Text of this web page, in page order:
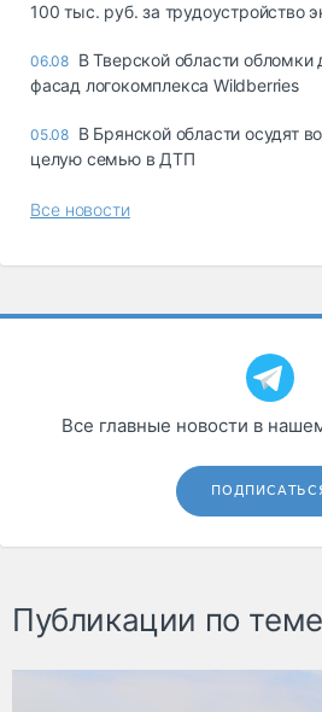
100 тыс. руб. за трудоустройство
06.08 В Тверской области обломки
фасад логокомплекса Wildberries
05.08 В Брянской области осудят
целую семью в ДТП
Все новости
Все главные новости в
Публикации по теме